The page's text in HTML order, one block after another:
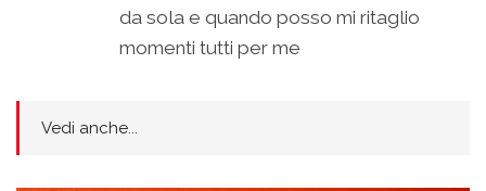
da sola e quando posso mi ritaglio
momenti tutti per me
Vedi anche...